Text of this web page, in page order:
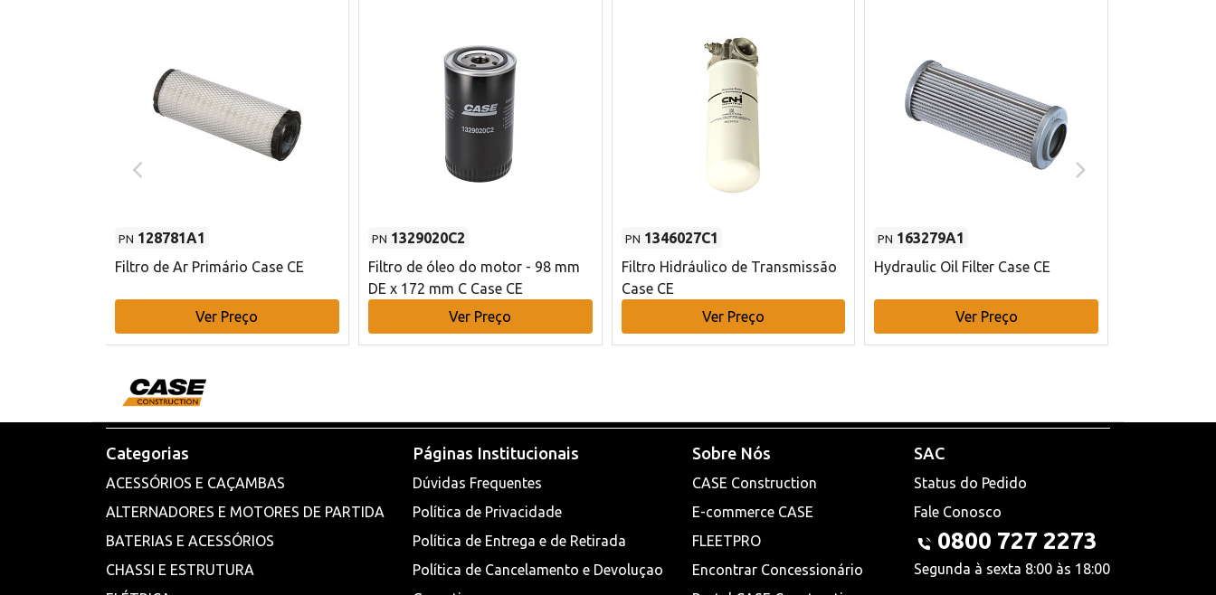
PN 128781A1
Filtro de Ar Primário Case CE
Ver Preço
PN 1329020C2
Filtro de óleo do motor - 98 mm
DE x 172 mm C Case CE
Ver Preço
PN 1346027C1
Filtro Hidráulico de Transmissão
Case CE
Ver Preço
PN 163279A1
Hydraulic Oil Filter Case CE
Ver Preço
Categorias
ACESSÓRIOS E CAÇAMBAS
ALTERNADORES E MOTORES DE PARTIDA
BATERIAS E ACESSÓRIOS
CHASSI E ESTRUTURA
Páginas Institucionais
Dúvidas Frequentes
Política de Privacidade
Política de Entrega e de Retirada
Política de Cancelamento e Devoluçao
Sobre Nós
CASE Construction
E-commerce CASE
FLEETPRO
Encontrar Concessionário
SAC
Status do Pedido
Fale Conosco
0800 727 2273
Segunda à sexta 8:00 às 18:00